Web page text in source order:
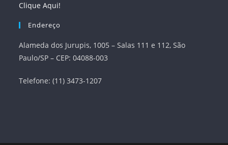
Clique Aqui!
Endereço
Alameda dos Jurupis, 1005 – Salas 111 e 112, São
Paulo/SP – CEP: 04088-003
Telefone: (11) 3473-1207